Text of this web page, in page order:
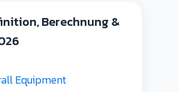
Berechnung &
Equipment